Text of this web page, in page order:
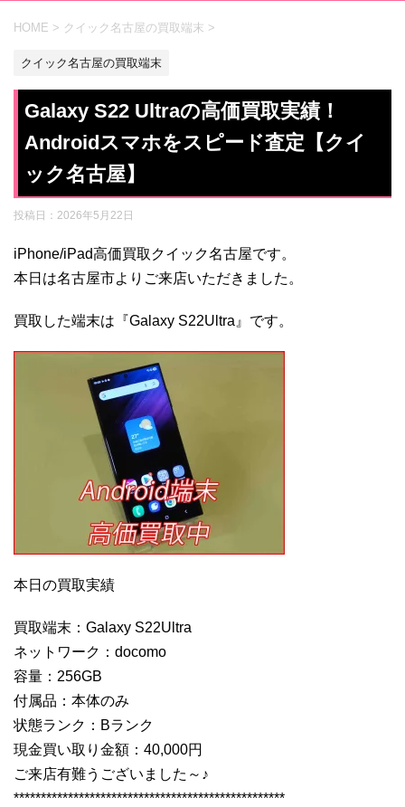
HOME > クイック名古屋の買取端末 >
クイック名古屋の買取端末
Galaxy S22 Ultraの高価買取実績！
Androidスマホをスピード査定【クイ
ック名古屋】
投稿日： 2026年5月22日
iPhone/iPad高価買取クイック名古屋です。
本日は名古屋市よりご来店いただきました。
買取した端末は『Galaxy S22Ultra』です。
本日の買取実績
買取端末：Galaxy S22Ultra
ネットワーク：docomo
容量：256GB
付属品：本体のみ
状態ランク：Bランク
現金買い取り金額：40,000円
ご来店有難うございました～♪
**************************************************